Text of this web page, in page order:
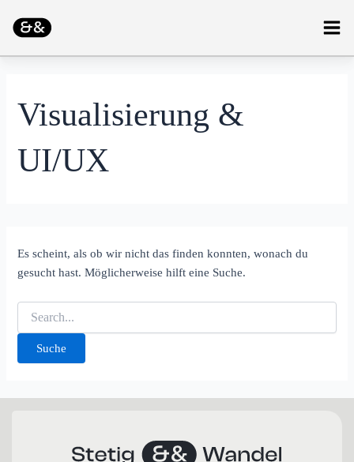
Inhalt
Visualisierung &
UI/UX
Es scheint, als ob wir nicht das finden konnten, wonach du
gesucht hast. Möglicherweise hilft eine Suche.
nach: